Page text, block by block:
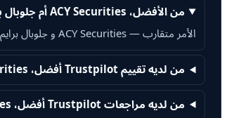
من الأفضل، ACY Securities أم جلوبال برايم؟
الأمر متقارب — ACY Securities و جلوبال برايم يتصدران في عدة فئات. قارن النقاط التي تهمك أدناه.
من لديه تقييم Trustpilot أفضل، ACY Securities أم جلوبال برايم؟
من لديه مراجعات Trustpilot أفضل، ACY Securities أم جلوبال برايم؟